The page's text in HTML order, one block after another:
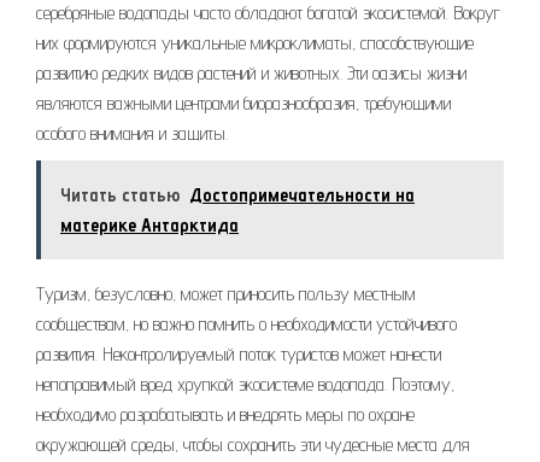
серебряные водопады часто обладают богатой экосистемой. Вокруг
них формируются уникальные микроклиматы, способствующие
развитию редких видов растений и животных. Эти оазисы жизни
являются важными центрами биоразнообразия, требующими
особого внимания и защиты.
Читать статью Достопримечательности на
материке Антарктида
Туризм, безусловно, может приносить пользу местным
сообществам, но важно помнить о необходимости устойчивого
развития. Неконтролируемый поток туристов может нанести
непоправимый вред хрупкой экосистеме водопада. Поэтому,
необходимо разрабатывать и внедрять меры по охране
окружающей среды, чтобы сохранить эти чудесные места для